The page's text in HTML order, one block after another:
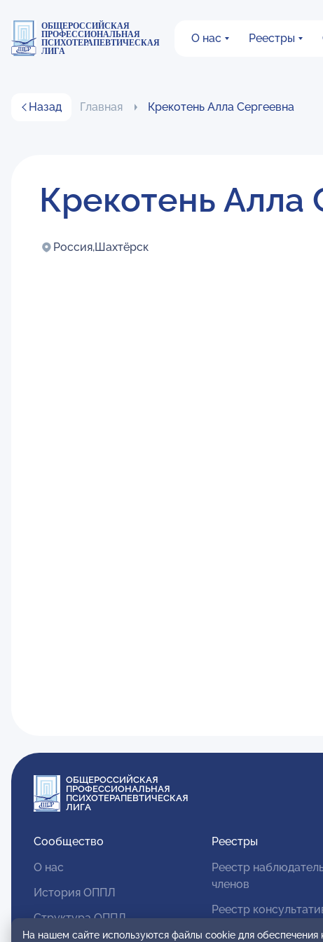
ОБЩЕРОССИЙСКАЯ
ПРОФЕССИОНАЛЬНАЯ
ПСИХОТЕРАПЕВТИЧЕСКАЯ
ЛИГА
О нас Реестры
Назад Главная Крекотень Алла Сергеевна
Крекотень Алла
Россия,Шахтёрск
ОБЩЕРОССИЙСКАЯ
ПРОФЕССИОНАЛЬНАЯ
ПСИХОТЕРАПЕВТИЧЕСКАЯ
ЛИГА
Сообщество
О нас
История ОППЛ
Структура ОППЛ
Реестры
Реестр
членов
Реестр
На нашем сайте используются файлы cookie для